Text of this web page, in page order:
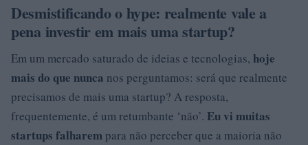
Desmistificando o hype: realmente vale a
pena investir em mais uma startup?
Em um mercado saturado de ideias e tecnologias, hoje
mais do que nunca nos perguntamos: será que realmente
precisamos de mais uma startup? A resposta,
frequentemente, é um retumbante ‘não’. Eu vi muitas
startups falharem para não perceber que a maioria não